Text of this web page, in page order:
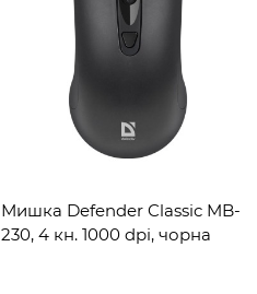
Мишка Defender Classic MB-
230, 4 кн. 1000 dpi, чорна